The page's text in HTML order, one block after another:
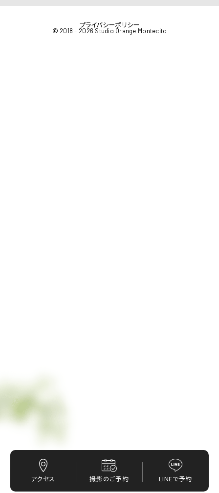
© 2018 - 2026 Studio Orange Montecito
プライバシーポリシー
アクセス 撮影のご予約 LINEで予約